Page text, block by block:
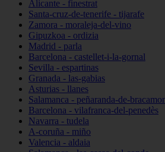
Alicante - finestrat
Santa-cruz-de-tenerife - tijarafe
Zamora - moraleja-del-vino
Gipuzkoa - ordizia
Madrid - parla
Barcelona - castellet-i-la-gornal
Sevilla - espartinas
Granada - las-gabias
Asturias - llanes
Salamanca - peñaranda-de-
Barcelona - vilafranca-del-penedès
Navarra - tudela
A-coruña - miño
Valencia - aldaia